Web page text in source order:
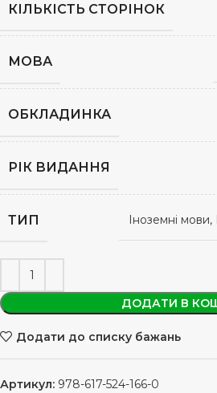
КІЛЬКІСТЬ СТОРІНОК
МОВА
ОБКЛАДИНКА
РІК ВИДАННЯ
ТИП Іноземні
ДОДАТИ В
Додати до списку бажань
Артикул: 978-617-524-166-0